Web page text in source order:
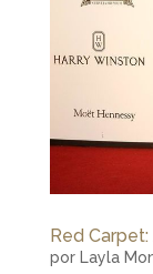
Red
por Layla